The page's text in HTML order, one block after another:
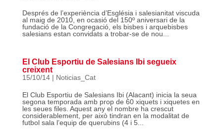
Després de l’experiència d’Església i salesianitat viscuda
al maig de 2010, en ocasió del 150º aniversari de la
fundació de la Congregació, els bisbes i arquebisbes
salesians estan convidats a trobar-se de nou...
El Club Esportiu de Salesians Ibi segueix
creixent
15/10/14| Noticias_Cat
El Club Esportiu de Salesians Ibi (Alacant) inicia la seua
segona temporada amb prop de 60 xiquets i xiquetes en
les seues files. Aquest any el nombre ha crescut
considerablement, per això tindran en la modalitat de
futbol sala l’equip de querubins (4 i 5...